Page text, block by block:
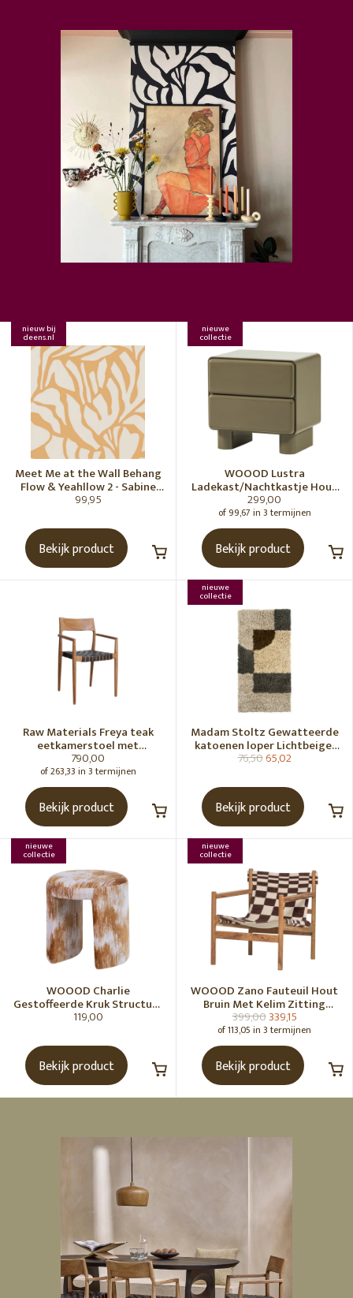
nieuw bij
deens.nl
Meet Me at the Wall Behang
Flow & Yeahllow 2 - Sabine
van Vessem
99,95
Bekijk product
nieuwe
collectie
WOOOD Lustra
Ladekast/Nachtkastje Hout
Hoogglans Groen [Fsc]
299,00
of 99,67 in 3 termijnen
Bekijk product
Raw Materials Freya teak
eetkamerstoel met
armleuning - Zwart (set of 2)
790,00
of 263,33 in 3 termijnen
Bekijk product
nieuwe
collectie
Madam Stoltz Gewatteerde
katoenen loper Lichtbeige,
gebroken wit, grijs, groen
76,5065,02
Bekijk product
nieuwe
collectie
WOOOD Charlie
Gestoffeerde Kruk Structuur
Stof Karamelbruin [Fsc]
119,00
Bekijk product
nieuwe
collectie
WOOOD Zano Fauteuil Hout
Bruin Met Kelim Zitting
Naturel
399,00339,15
of 113,05 in 3 termijnen
Bekijk product